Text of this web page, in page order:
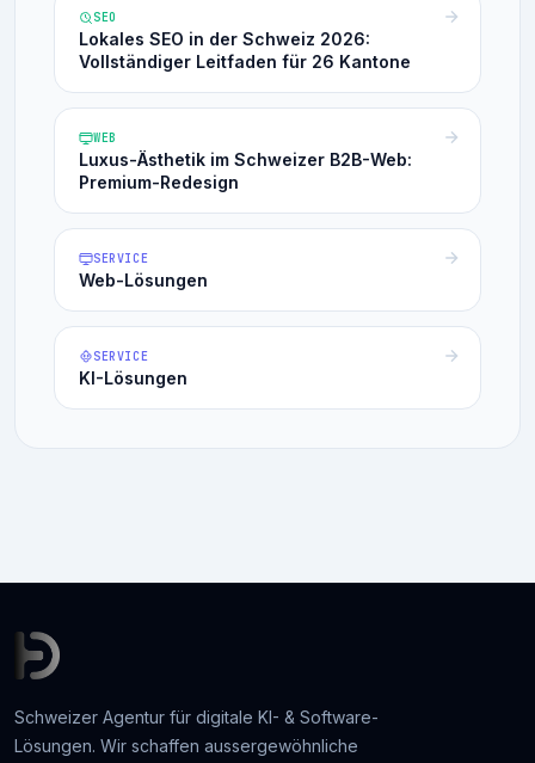
SEO
Lokales SEO in der Schweiz 2026:
Vollständiger Leitfaden für 26 Kantone
WEB
Luxus-Ästhetik im Schweizer B2B-Web:
Premium-Redesign
SERVICE
Web-Lösungen
SERVICE
KI-Lösungen
Schweizer Agentur für digitale KI- & Software-
Lösungen. Wir schaffen aussergewöhnliche